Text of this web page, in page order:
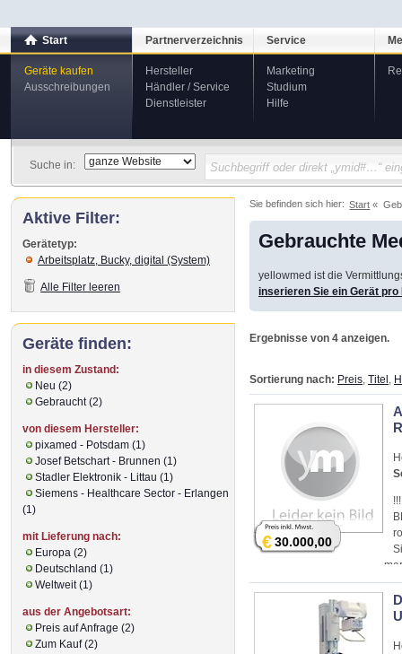
Start
Geräte kaufen
Ausschreibungen
Partnerverzeichnis
Hersteller
Händler / Service
Dienstleister
Service
Marketing
Studium
Hilfe
Suche in:
Sie befinden sich hier: Start
Gebrauchte
yellowmed ist die
inserieren Sie ein Gerät
Ergebnisse von 4 anzeigen.
Sortierung nach: Preis Titel
€30.000,00
Aktive Filter:
Gerätetyp:
Arbeitsplatz, Bucky, digital (System)
Alle Filter leeren
Geräte finden:
in diesem Zustand:
Neu (2)
Gebraucht (2)
von diesem Hersteller:
pixamed - Potsdam (1)
Josef Betschart - Brunnen (1)
Stadler Elektronik - Littau (1)
Siemens - Healthcare Sector - Erlangen
(1)
mit Lieferung nach:
Europa (2)
Deutschland (1)
Weltweit (1)
aus der Angebotsart:
Preis auf Anfrage (2)
Zum Kauf (2)